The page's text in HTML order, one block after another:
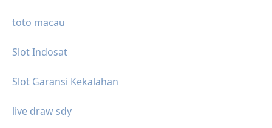
toto macau
Slot Indosat
Slot Garansi Kekalahan
live draw sdy